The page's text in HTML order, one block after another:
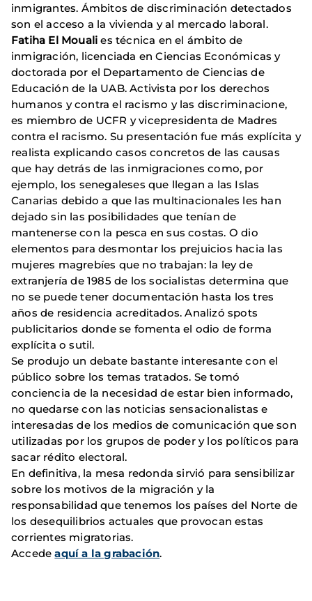
inmigrantes. Ámbitos de discriminación detectados
son el acceso a la vivienda y al mercado laboral.
Fatiha El Mouali es técnica en el ámbito de
inmigración, licenciada en Ciencias Económicas y
doctorada por el Departamento de Ciencias de
Educación de la UAB. Activista por los derechos
humanos y contra el racismo y las discriminacione,
es miembro de UCFR y vicepresidenta de Madres
contra el racismo. Su presentación fue más explícita y
realista explicando casos concretos de las causas
que hay detrás de las inmigraciones como, por
ejemplo, los senegaleses que llegan a las Islas
Canarias debido a que las multinacionales les han
dejado sin las posibilidades que tenían de
mantenerse con la pesca en sus costas. O dio
elementos para desmontar los prejuicios hacia las
mujeres magrebíes que no trabajan: la ley de
extranjería de 1985 de los socialistas determina que
no se puede tener documentación hasta los tres
años de residencia acreditados. Analizó spots
publicitarios donde se fomenta el odio de forma
explícita o sutil.
Se produjo un debate bastante interesante con el
público sobre los temas tratados. Se tomó
conciencia de la necesidad de estar bien informado,
no quedarse con las noticias sensacionalistas e
interesadas de los medios de comunicación que son
utilizadas por los grupos de poder y los políticos para
sacar rédito electoral.
En definitiva, la mesa redonda sirvió para sensibilizar
sobre los motivos de la migración y la
responsabilidad que tenemos los países del Norte de
los desequilibrios actuales que provocan estas
corrientes migratorias.
Accedeaquí a la grabación.